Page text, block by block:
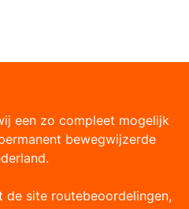
een zo compleet mogelijk
bewegwijzerde
de site routebeoordelingen,